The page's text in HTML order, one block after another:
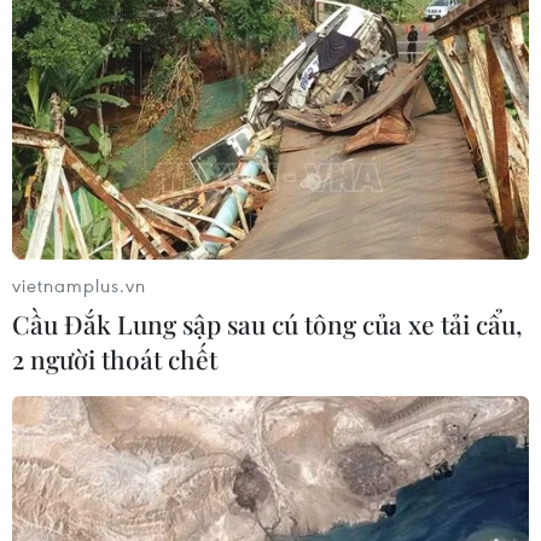
Đội tuyển Việt Nam nhận
thưởng 2 tỷ đồng sau thắng lợi trước
Indonesia
04/08/2026 04:16
Tuyển thủ Indonesia cúi đầu thành
khẩn xin lỗi người hâm mộ xứ vạn
đảo
04/08/2026 03:17
ASEAN Cup 2026: "Chìa khóa" giúp
tuyển Việt Nam quật ngã Indonesia
04/08/2026 03:05
vietnamplus.vn
Cầu Đắk Lung sập sau cú tông của xe tải cẩu,
2 người thoát chết